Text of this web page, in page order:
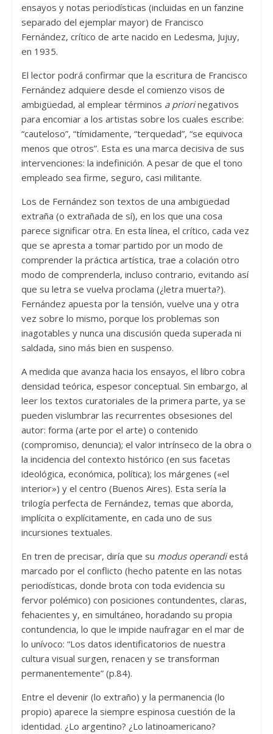
ensayos y notas periodísticas (incluidas en un fanzine
separado del ejemplar mayor) de Francisco
Fernández, crítico de arte nacido en Ledesma, Jujuy,
en 1935.
El lector podrá confirmar que la escritura de Francisco
Fernández adquiere desde el comienzo visos de
ambigüedad, al emplear términos a priorinegativos
para encomiar a los artistas sobre los cuales escribe:
“cauteloso”, “tímidamente, “terquedad”, “se equivoca
menos que otros”. Esta es una marca decisiva de sus
intervenciones: la indefinición. A pesar de que el tono
empleado sea firme, seguro, casi militante.
Los de Fernández son textos de una ambigüedad
extraña (o extrañada de sí), en los que una cosa
parece significar otra. En esta línea, el crítico, cada vez
que se apresta a tomar partido por un modo de
comprender la práctica artística, trae a colación otro
modo de comprenderla, incluso contrario, evitando así
que su letra se vuelva proclama (¿letra muerta?).
Fernández apuesta por la tensión, vuelve una y otra
vez sobre lo mismo, porque los problemas son
inagotables y nunca una discusión queda superada ni
saldada, sino más bien en suspenso.
A medida que avanza hacia los ensayos, el libro cobra
densidad teórica, espesor conceptual. Sin embargo, al
leer los textos curatoriales de la primera parte, ya se
pueden vislumbrar las recurrentes obsesiones del
autor: forma (arte por el arte) o contenido
(compromiso, denuncia); el valor intrínseco de la obra o
la incidencia del contexto histórico (en sus facetas
ideológica, económica, política); los márgenes («el
interior») y el centro (Buenos Aires). Esta sería la
trilogía perfecta de Fernández, temas que aborda,
implícita o explícitamente, en cada uno de sus
incursiones textuales.
En tren de precisar, diría que su modus operandiestá
marcado por el conflicto (hecho patente en las notas
periodísticas, donde brota con toda evidencia su
fervor polémico) con posiciones contundentes, claras,
fehacientes y, en simultáneo, horadando su propia
contundencia, lo que le impide naufragar en el mar de
lo unívoco: “Los datos identificatorios de nuestra
cultura visual surgen, renacen y se transforman
permanentemente” (p.84).
Entre el devenir (lo extraño) y la permanencia (lo
propio) aparece la siempre espinosa cuestión de la
identidad. ¿Lo argentino? ¿Lo latinoamericano?